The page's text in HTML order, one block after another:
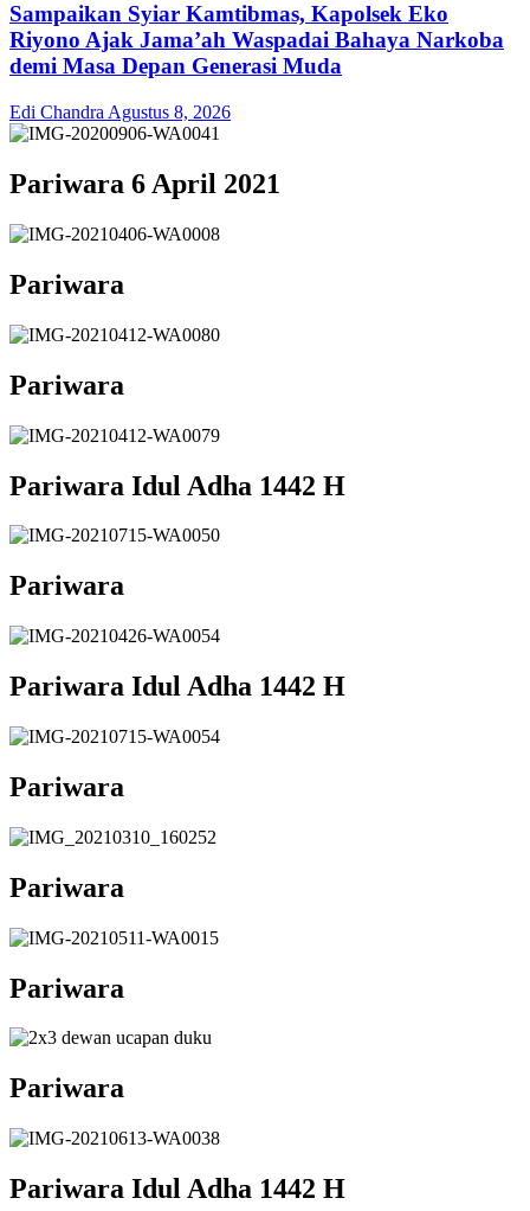
Sampaikan Syiar Kamtibmas, Kapolsek Eko
Riyono Ajak Jama’ah Waspadai Bahaya Narkoba
demi Masa Depan Generasi Muda
Edi Chandra Agustus 8, 2026
Pariwara 6 April 2021
Pariwara
Pariwara
Pariwara Idul Adha 1442 H
Pariwara
Pariwara Idul Adha 1442 H
Pariwara
Pariwara
Pariwara
Pariwara
Pariwara Idul Adha 1442 H